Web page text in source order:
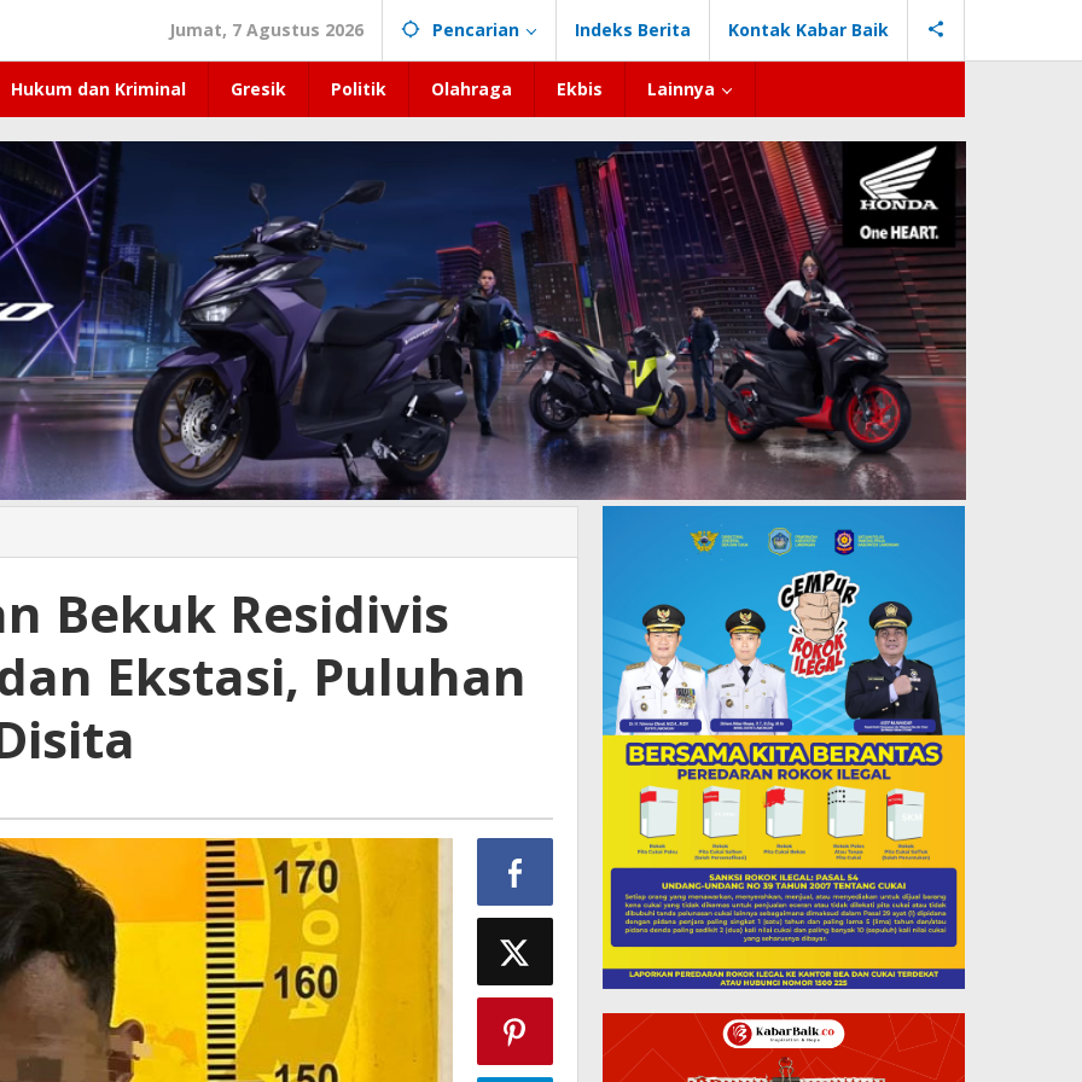
Jumat, 7 Agustus 2026 Pencarian Indeks Berita Kontak Kabar Baik
Hukum dan Kriminal Gresik Politik Olahraga Ekbis Lainnya
Bekuk Residivis
Ekstasi, Puluhan